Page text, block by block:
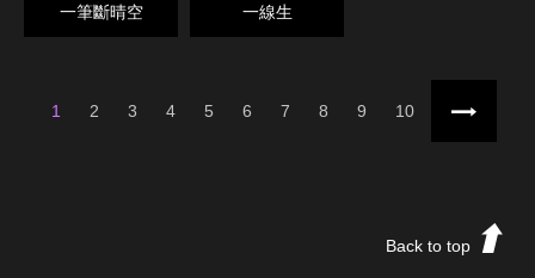
一筆斷晴空 一線生
1 2 3 4 5 6 7 8 9 10 下一頁
Back to top